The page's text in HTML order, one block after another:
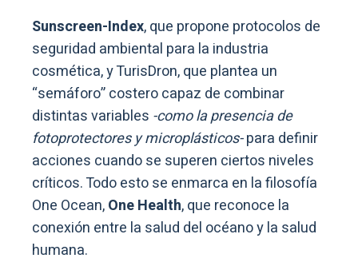
Sunscreen-Index, que propone protocolos de
seguridad ambiental para la industria
cosmética, y TurisDron, que plantea un
“semáforo” costero capaz de combinar
distintas variables -como la presencia de
fotoprotectores y microplásticos-para definir
acciones cuando se superen ciertos niveles
críticos. Todo esto se enmarca en la filosofía
One Ocean,One Health, que reconoce la
conexión entre la salud del océano y la salud
humana.